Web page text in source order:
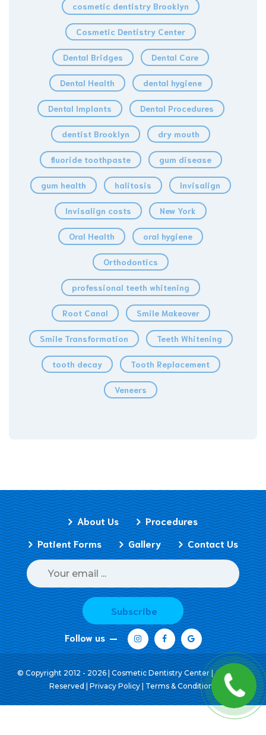
cosmetic dentistry Brooklyn
Cosmetic Dentistry Center
Dental Bridges Dental Care
Dental Health dental hygiene
Dental Implants Dental Procedures
dentist Brooklyn dry mouth
fluoride toothpaste gum disease
gum health halitosis Invisalign
Invisalign costs New York
Oral Health oral hygiene
Orthodontics
professional teeth whitening
Root Canal Smile Makeover
Smile Transformation Teeth Whitening
tooth decay Tooth Replacement
Veneers
About Us
Procedures
Patient Forms
Gallery Contact Us
Subscribe
Follow us
© Copyright 2012 - 2026 | Cosmetic Dentistry Center | All Rights
Reserved |Privacy Policy|Terms & Conditions